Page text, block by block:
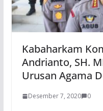
Kabaharkam
Andrianto, SH.
Urusan Agama
Desember 7, 2020 0